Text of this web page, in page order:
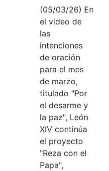
(05/03/26) En
el video de
las
intenciones
de oración
para el mes
de marzo,
titulado "Por
el desarme y
la paz", León
XIV continúa
el proyecto
"Reza con el
Papa",